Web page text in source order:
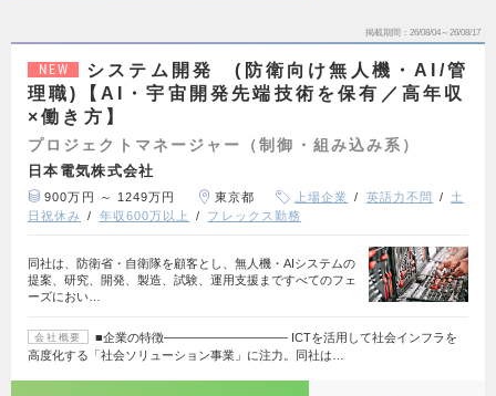
掲載期間 26/08/04～26/08/17
NEW
システム開発 (防衛向け無人機・AI/管
理職)【AI・宇宙開発先端技術を保有／高年収
×働き方】
プロジェクトマネージャー（制御・組み込み系）
日本電気株式会社
900万円 ～ 1249万円 東京都 上場企業 英語力不問
土
日祝休み
年収600万以上 フレックス勤務
同社は、防衛省・自衛隊を顧客とし、無人機・AIシステムの
提案、研究、開発、製造、試験、運用支援まですべてのフェ
ーズにおい…
会社概要
■企業の特徴────────────── ICTを活用して社会インフラを
高度化する「社会ソリューション事業」に注力。同社は…